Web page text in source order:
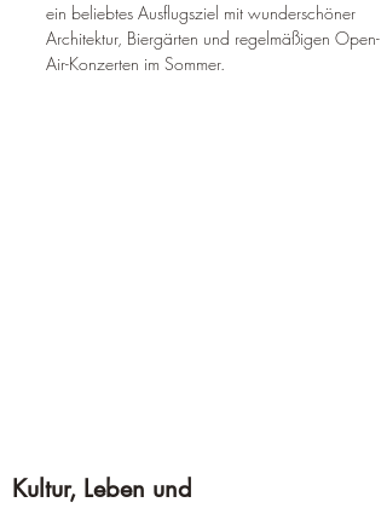
ein beliebtes Ausflugsziel mit wunderschöner
Architektur, Biergärten und regelmäßigen Open-
Air-Konzerten im Sommer.
Kultur, Leben und